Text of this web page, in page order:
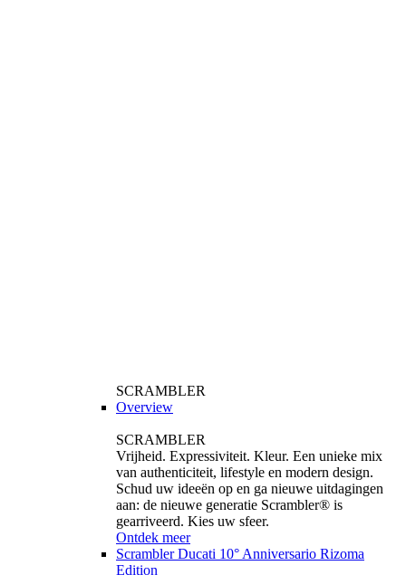
SCRAMBLER
Overview
SCRAMBLER
Vrijheid. Expressiviteit. Kleur. Een unieke mix
van authenticiteit, lifestyle en modern design.
Schud uw ideeën op en ga nieuwe uitdagingen
aan: de nieuwe generatie Scrambler® is
gearriveerd. Kies uw sfeer.
Ontdek meer
Scrambler Ducati 10° Anniversario Rizoma
Edition